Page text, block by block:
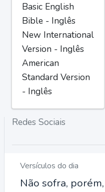
Basic English
Bible - Inglês
New International
Version - Inglês
American
Standard Version
- Inglês
Redes Sociais
Versículos do dia
Não sofra,